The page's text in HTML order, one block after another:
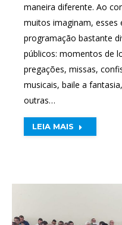
maneira diferente. Ao
muitos imaginam,
programação bastante
públicos: momentos de
pregações, missas,
musicais, baile a
outras…
LEIA MAIS